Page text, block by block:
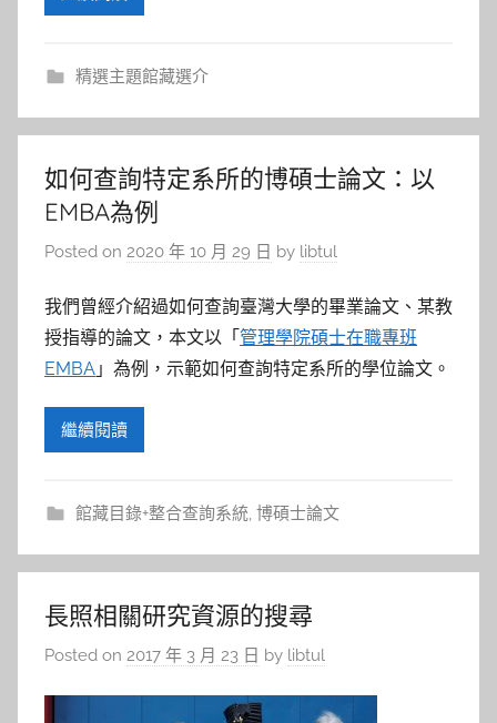
精選主題館藏選介
如何查詢特定系所的博碩士論文：以
EMBA為例
Posted on 2020 年 10 月 29 日 by libtul
我們曾經介紹過如何查詢臺灣大學的畢業論文、某教
授指導的論文，本文以「管理學院碩士在職專班
EMBA 」為例，示範如何查詢特定系所的學位論文。
繼續閱讀
館藏目錄+整合查詢系統, 博碩士論文
長照相關研究資源的搜尋
Posted on 2017 年 3 月 23 日 by libtul